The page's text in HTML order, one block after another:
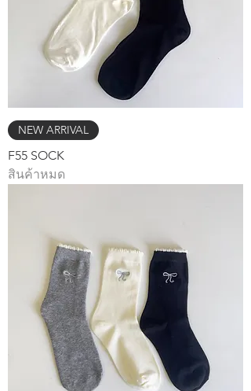
NEW ARRIVAL
F55 SOCK
สินค้าหมด